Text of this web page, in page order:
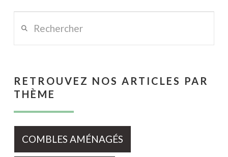
RETROUVEZ NOS ARTICLES PAR
THÈME
COMBLES AMÉNAGÉS